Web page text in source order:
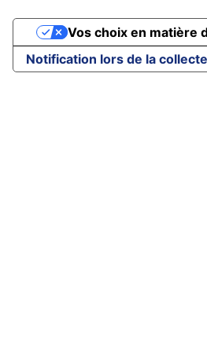
Notification lors de la collecte
Vos choix en matière